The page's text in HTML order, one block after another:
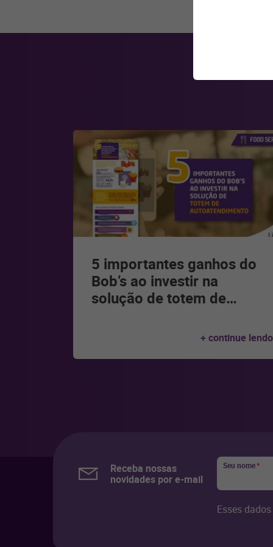
5 importantes ganhos do
Bob’s ao investir na
solução de totem de…
+ continue lendo
Receba nossas
novidades por e-mail
Seu nome*
Esses